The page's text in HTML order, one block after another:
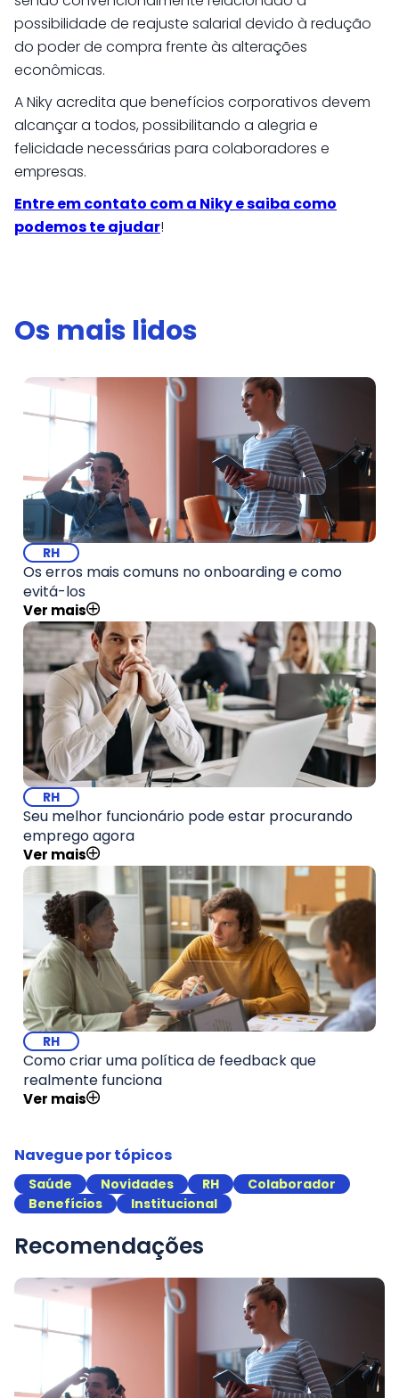
possibilidade de reajuste salarial devido à redução
do poder de compra frente às alterações
econômicas.
A Niky acredita que benefícios corporativos devem
alcançar a todos, possibilitando a alegria e
felicidade necessárias para colaboradores e
empresas.
Entre em contato com a Niky e saiba como
podemos te ajudar!
Os mais lidos
RH
Os erros mais comuns no onboarding e como
evitá-los
Ver mais
RH
Seu melhor funcionário pode estar procurando
emprego agora
Ver mais
RH
Como criar uma política de feedback que
realmente funciona
Ver mais
Navegue por tópicos
Saúde Novidades RH
Colaborador
Benefícios
Institucional
Recomendações